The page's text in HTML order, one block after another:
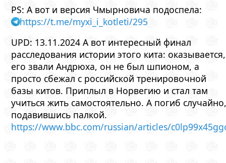
PS: А вот и версия Чмырновича подоспела:
https://t.me/myxi_i_kotleti/295
UPD: 13.11.2024 А вот интересный финал
расследования истории этого кита: оказывается,
его звали Андрюха, он не был шпионом, а
просто сбежал с российской тренировочной
базы китов. Приплыл в Норвегию и стал там
учиться жить самостоятельно. А погиб случайно,
подавившись палкой.
https://www.bbc.com/russian/articles/